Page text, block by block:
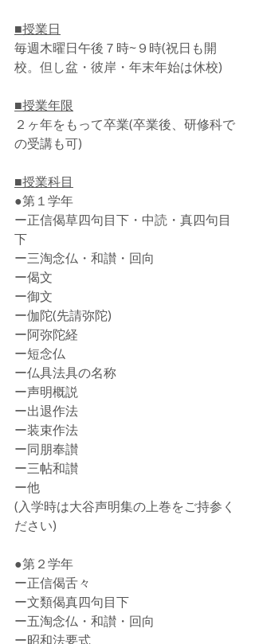
■授業日
毎週木曜日午後７時~９時(祝日も開
校。但し盆・彼岸・年末年始は休校)
■授業年限
２ヶ年をもって卒業(卒業後、研修科で
の受講も可)
■授業科目
●第１学年
ー正信偈草四句目下・中読・真四句目
下
ー三淘念仏・和讃・回向
ー偈文
ー御文
ー伽陀(先請弥陀)
ー阿弥陀経
ー短念仏
ー仏具法具の名称
ー声明概説
ー出退作法
ー装束作法
ー同朋奉讃
ー三帖和讃
ー他
(入学時は大谷声明集の上巻をご持参く
ださい)
●第２学年
ー正信偈舌々
ー文類偈真四句目下
ー五淘念仏・和讃・回向
ー昭和法要式